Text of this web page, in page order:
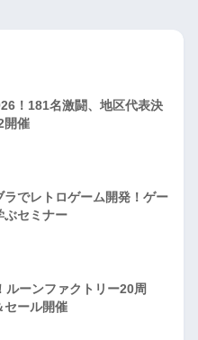
！181名激闘、地区代表決
開催
ラでレトロゲーム開発！ゲー
ぶセミナー
ルーンファクトリー20周
セール開催